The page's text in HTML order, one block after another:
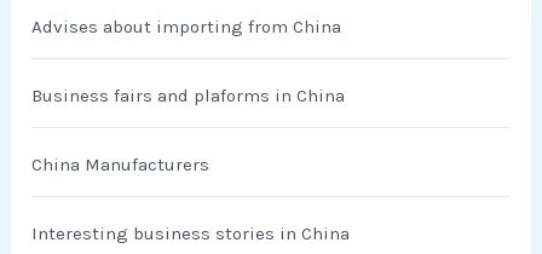
Advises about importing from China
Business fairs and plaforms in China
China Manufacturers
Interesting business stories in China